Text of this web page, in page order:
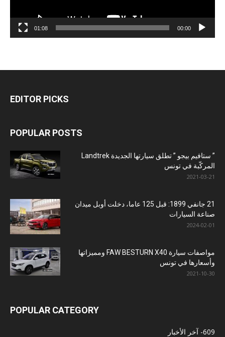
00:00
01:08
EDITOR PICKS
POPULAR POSTS
” ستافيم بيجو ” تطلق سيارتها الجديدة Landtrek
المركّبة في تونس
2021-03-21
21 جانفي 1899: قبل 125 عاما، دخلت أوبل ميدان
صناعة السيارات
2024-02-01
مواصفات سيارة FAW BESTURN X40 ومميزاتها
وأسعارها في تونس
2021-10-30
POPULAR CATEGORY
- آخر الأخبار609